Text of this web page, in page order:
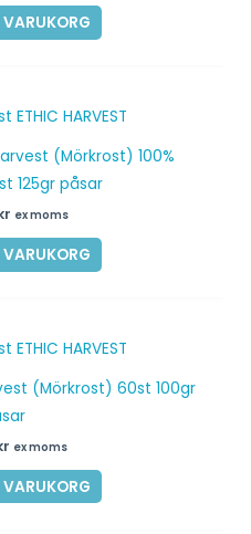
(Mörkrost) 100%
125gr påsar
ex moms
(Mörkrost) 60st 100gr
ex moms